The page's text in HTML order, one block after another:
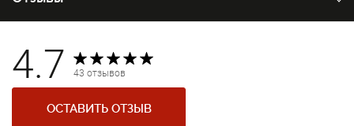
4.7 43 отзывов
ОСТАВИТЬ ОТЗЫВ